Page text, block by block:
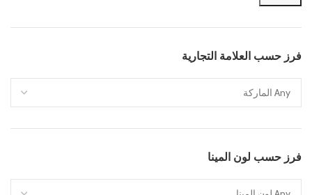
فرز حسب العلامة التجارية
فرز حسب لون المينا